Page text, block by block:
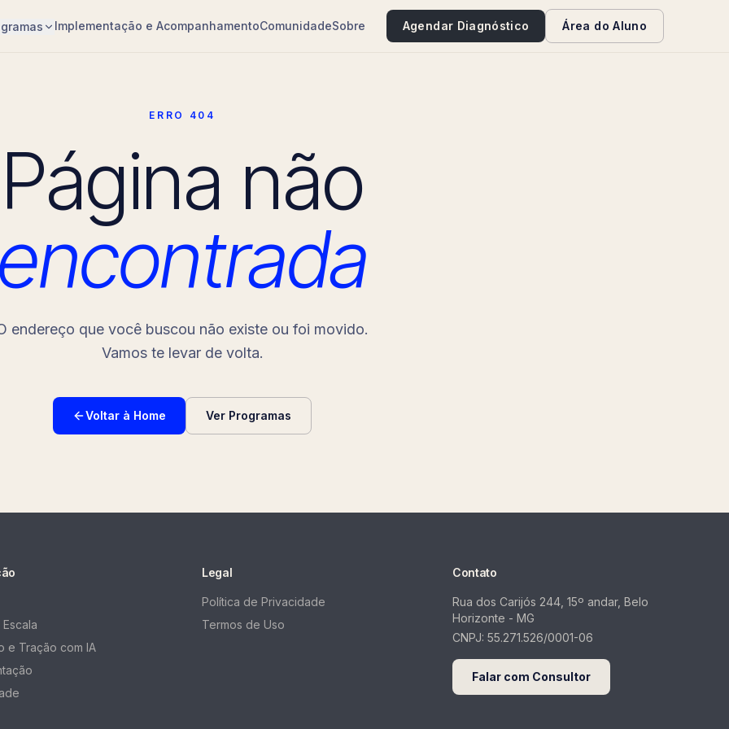
Implementação e AcompanhamentoComunidadeSobre Agendar Diagnóstico Área do Aluno
ERRO 404
Página não
endereço que você buscou não existe ou foi movido.
Vamos te levar de volta.
Voltar à Home Ver Programas
e Tração com IA
Legal
Política de Privacidade
Termos de Uso
Contato
Rua dos Carijós 244, 15º andar, Belo
Horizonte - MG
CNPJ: 55.271.526/0001-06
Falar com Consultor